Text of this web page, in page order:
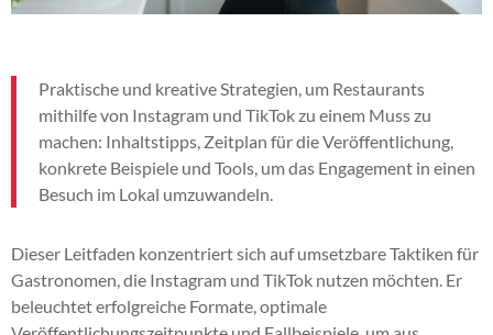
Praktische und kreative Strategien, um Restaurants
mithilfe von Instagram und TikTok zu einem Muss zu
machen: Inhaltstipps, Zeitplan für die Veröffentlichung,
konkrete Beispiele und Tools, um das Engagement in einen
Besuch im Lokal umzuwandeln.
Dieser Leitfaden konzentriert sich auf umsetzbare Taktiken für
Gastronomen, die Instagram und TikTok nutzen möchten. Er
beleuchtet erfolgreiche Formate, optimale